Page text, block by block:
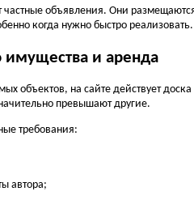
объявления. Они
когда нужно быстро реализовать.
и аренда
объектов, на сайте действует
превышают другие.
требования:
автора;